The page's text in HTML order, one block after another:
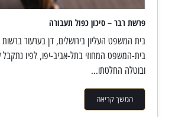
פרשת רבר – סיכון כפול תעבורה
בית המשפט העליון בירושלים, דן בערעור
בית-המשפט המחוזי בתל-אביב-יפו, לפיו
ובוטלה החלטתו...
המשך קריאה